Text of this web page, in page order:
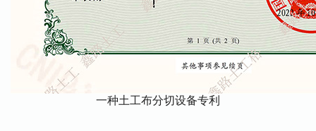
一种土工布分切设备专利